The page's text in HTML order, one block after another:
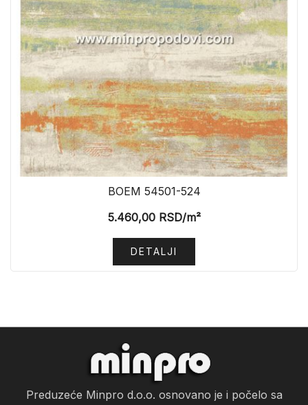
BOEM 54501-524
5.460,00RSD/m²
DETALJI
Preduzeće Minpro d.o.o. osnovano je i počelo sa